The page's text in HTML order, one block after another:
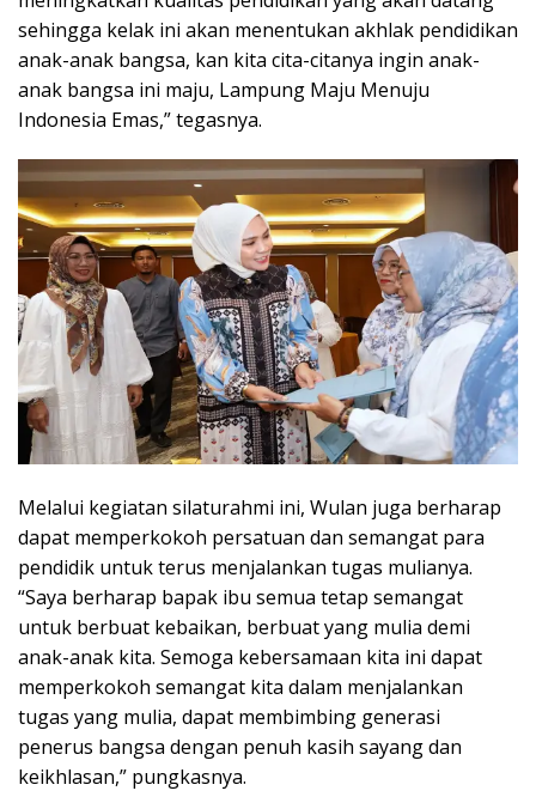
sehingga kelak ini akan menentukan akhlak pendidikan
anak-anak bangsa, kan kita cita-citanya ingin anak-
anak bangsa ini maju, Lampung Maju Menuju
Indonesia Emas,” tegasnya.
Melalui kegiatan silaturahmi ini, Wulan juga berharap
dapat memperkokoh persatuan dan semangat para
pendidik untuk terus menjalankan tugas mulianya.
“Saya berharap bapak ibu semua tetap semangat
untuk berbuat kebaikan, berbuat yang mulia demi
anak-anak kita. Semoga kebersamaan kita ini dapat
memperkokoh semangat kita dalam menjalankan
tugas yang mulia, dapat membimbing generasi
penerus bangsa dengan penuh kasih sayang dan
keikhlasan,” pungkasnya.